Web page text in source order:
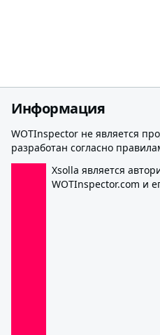
Информация
WOTInspector не является
разработан согласно
Xsolla является
WOTInspector.com и